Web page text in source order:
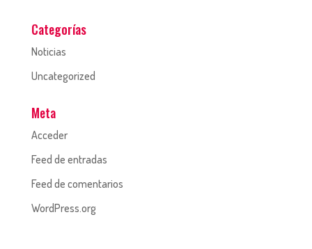
Categorías
Noticias
Uncategorized
Meta
Acceder
Feed de entradas
Feed de comentarios
WordPress.org